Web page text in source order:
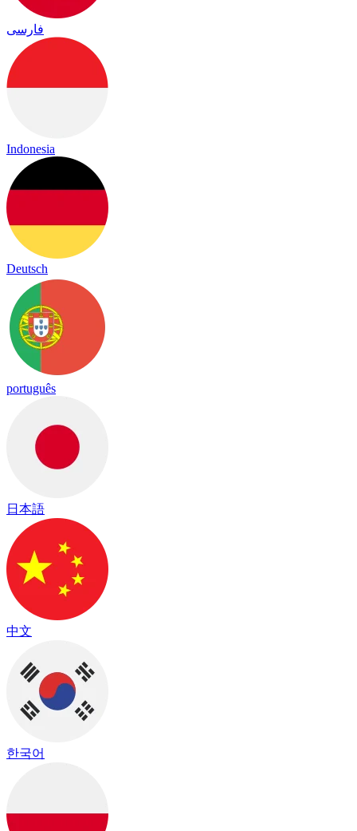
فارسی
Indonesia
Deutsch
português
日本語
中文
한국어